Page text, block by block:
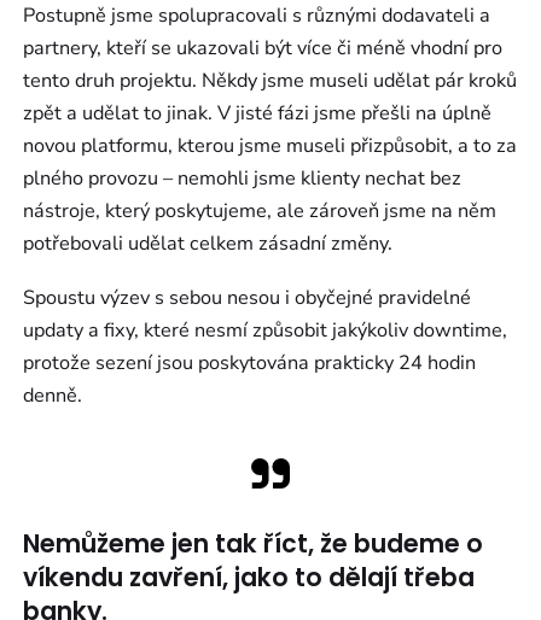
Postupně jsme spolupracovali s různými dodavateli a
partnery, kteří se ukazovali být více či méně vhodní pro
tento druh projektu. Někdy jsme museli udělat pár kroků
zpět a udělat to jinak. V jisté fázi jsme přešli na úplně
novou platformu, kterou jsme museli přizpůsobit, a to za
plného provozu – nemohli jsme klienty nechat bez
nástroje, který poskytujeme, ale zároveň jsme na něm
potřebovali udělat celkem zásadní změny.
Spoustu výzev s sebou nesou i obyčejné pravidelné
updaty a fixy, které nesmí způsobit jakýkoliv downtime,
protože sezení jsou poskytována prakticky 24 hodin
denně.
Nemůžeme jen tak říct, že budeme o
víkendu zavření, jako to dělají třeba
banky.